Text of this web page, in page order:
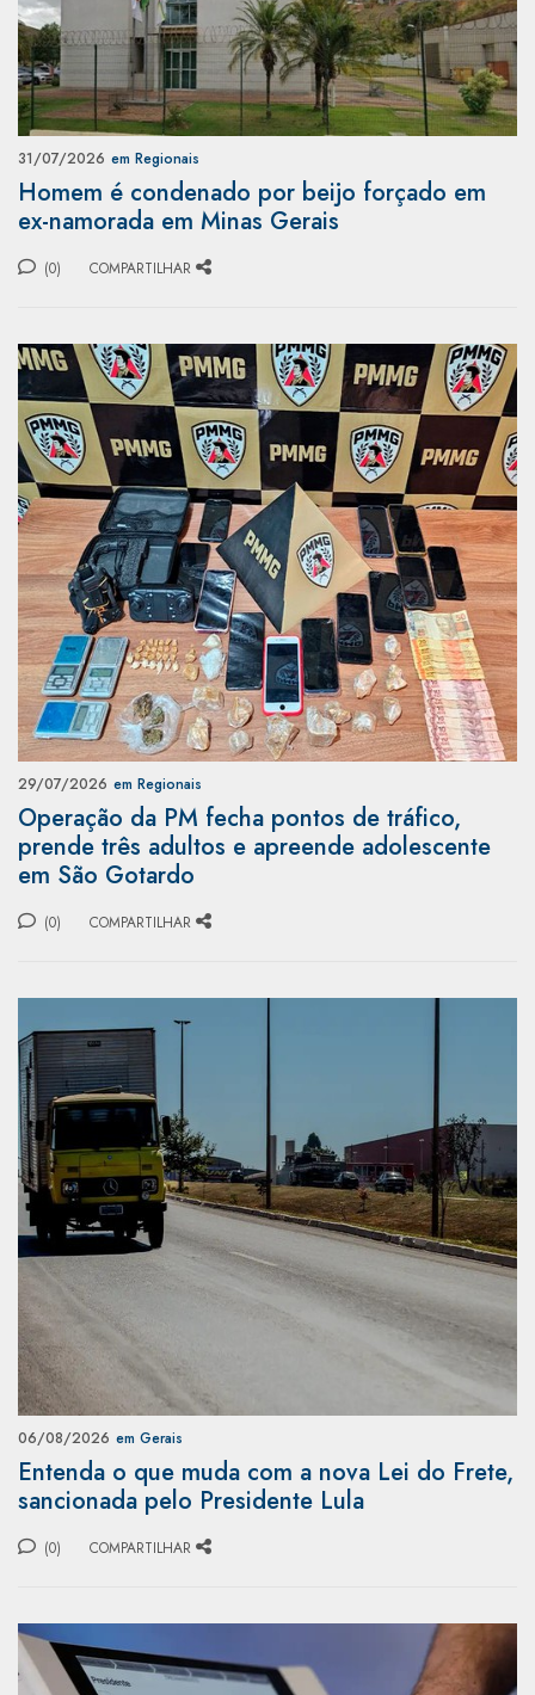
31/07/2026 em Regionais
Homem é condenado por beijo forçado em
ex-namorada em Minas Gerais
(0) COMPARTILHAR
29/07/2026 em Regionais
Operação da PM fecha pontos de tráfico,
prende três adultos e apreende adolescente
em São Gotardo
(0) COMPARTILHAR
06/08/2026 em Gerais
Entenda o que muda com a nova Lei do Frete,
sancionada pelo Presidente Lula
(0) COMPARTILHAR